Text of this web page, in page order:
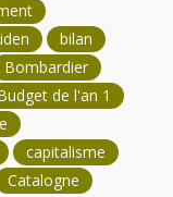
bilan
Bombardier
de l'an 1
capitalisme
Catalogne